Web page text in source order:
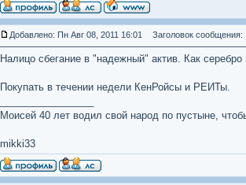
Добавлено: Пн Авг 08, 2011 16:01 Заголовок сообщения:
Налицо сбегание в "надежный" актив. Как
Покупать в течении недели КенРойсы и РЕИТы.
Моисей 40 лет водил свой народ по пустыне,
mikki33